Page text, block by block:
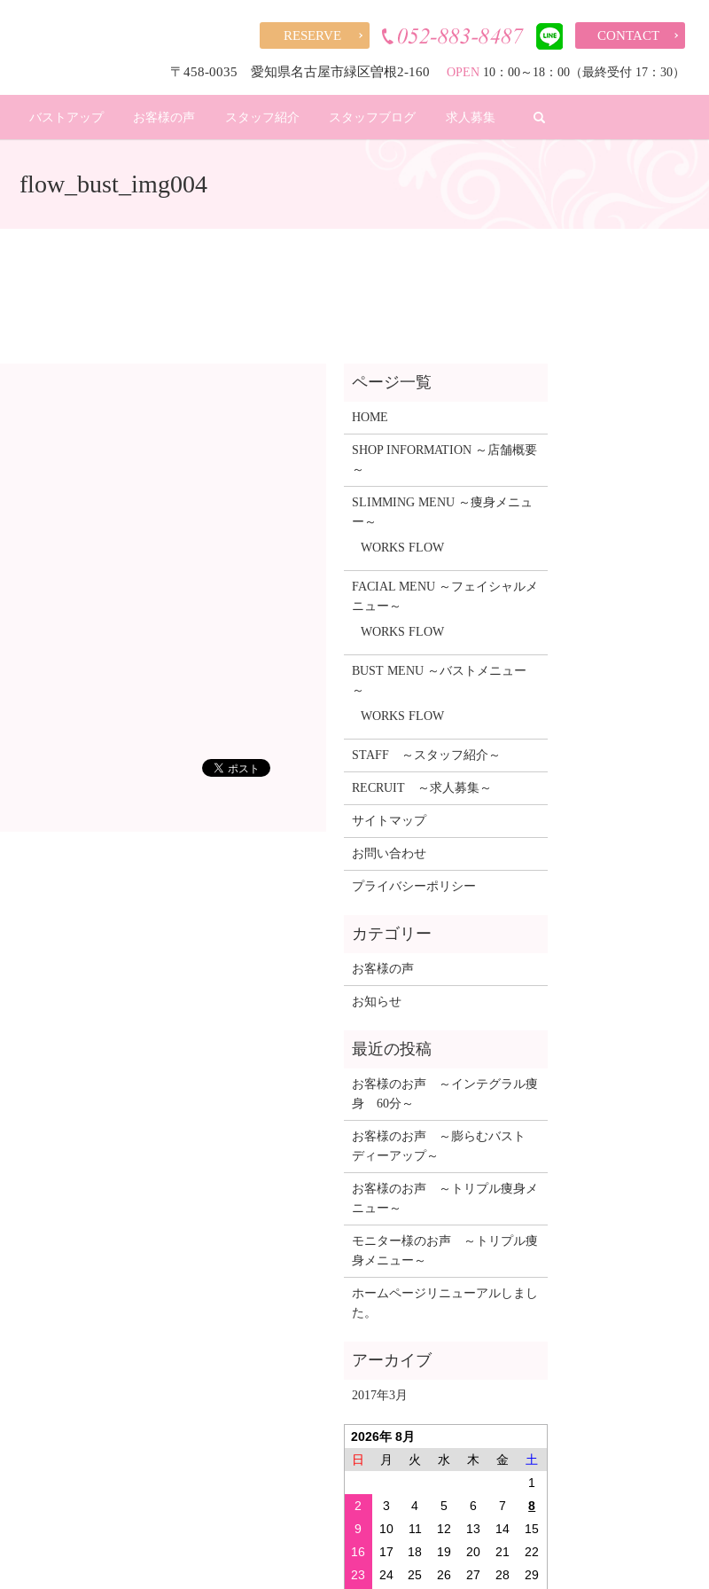
RESERVE CONTACT
〒458-0035 愛知県名古屋市緑区曽根2-160 OPEN 10：00～18：00（最終受付 17：30）
バストアップ お客様の声 スタッフ紹介 スタッフブログ 求人募集
flow_bust_img004
HOME
SHOP INFORMATION ～店舗概要
～
SLIMMING MENU ～痩身メニュ
ー～
WORKS FLOW
FACIAL MENU ～フェイシャルメ
ニュー～
WORKS FLOW
BUST MENU ～バストメニュー
～
WORKS FLOW
STAFF ～スタッフ紹介～
RECRUIT ～求人募集～
サイトマップ
お問い合わせ
プライバシーポリシー
お客様の声
お知らせ
お客様のお声 ～インテグラル痩
身 60分～
お客様のお声 ～膨らむバスト
ディーアップ～
お客様のお声 ～トリプル痩身メ
ニュー～
モニター様のお声 ～トリプル痩
身メニュー～
ホームページリニューアルしまし
た。
2017年3月
2026年 8月
日
月 火 水 木 金
土
1
2
3 4 5 6 7
8
9
10 11 12 13 14
15
16
17 18 19 20 21
22
23
24 25 26 27 28 29